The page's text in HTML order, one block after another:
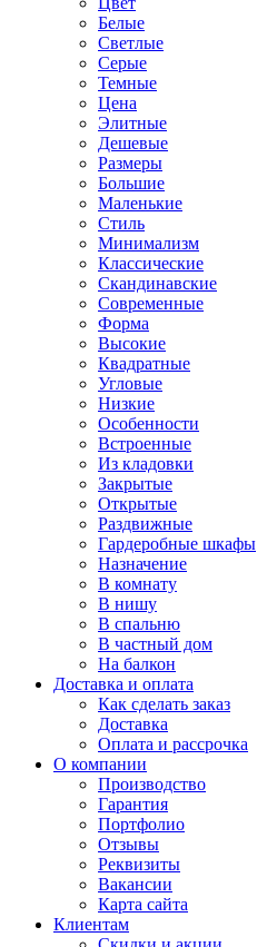
Белые
Светлые
Серые
Темные
Цена
Элитные
Дешевые
Размеры
Большие
Маленькие
Стиль
Минимализм
Классические
Скандинавские
Современные
Форма
Высокие
Квадратные
Угловые
Низкие
Особенности
Встроенные
Из кладовки
Закрытые
Открытые
Раздвижные
Гардеробные шкафы
Назначение
В комнату
В нишу
В спальню
В частный дом
На балкон
Доставка и оплата
Как сделать заказ
Доставка
Оплата и рассрочка
О компании
Производство
Гарантия
Портфолио
Отзывы
Реквизиты
Вакансии
Карта сайта
Клиентам